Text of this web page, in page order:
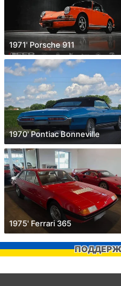
1971' Porsche 911
1970' Pontiac Bonneville
1975' Ferrari 365